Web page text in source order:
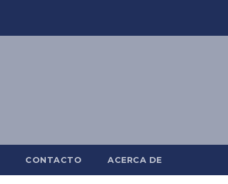
CONTACTO ACERCA DE